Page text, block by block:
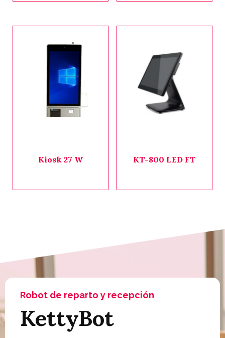
Kiosk 27 W KT-800 LED FT
Robot de reparto y recepción
KettyBot